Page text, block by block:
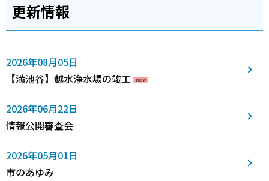
更新情報
2026年08月05日
【満池谷】越水浄水場の竣工
2026年06月22日
情報公開審査会
2026年05月01日
市のあゆみ